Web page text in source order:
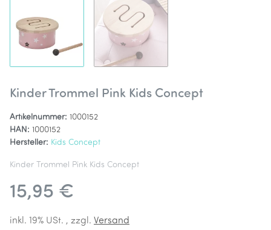
Kinder Trommel Pink Kids Concept
Artikelnummer: 1000152
HAN: 1000152
Hersteller: Kids Concept
Kinder Trommel Pink Kids Concept
15,95 €
inkl. 19% USt. , zzgl. Versand